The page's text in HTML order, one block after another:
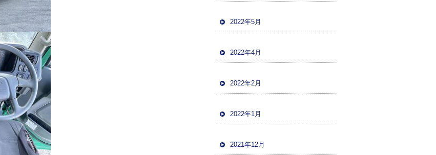
2022年5月
2022年4月
2022年2月
2022年1月
2021年12月